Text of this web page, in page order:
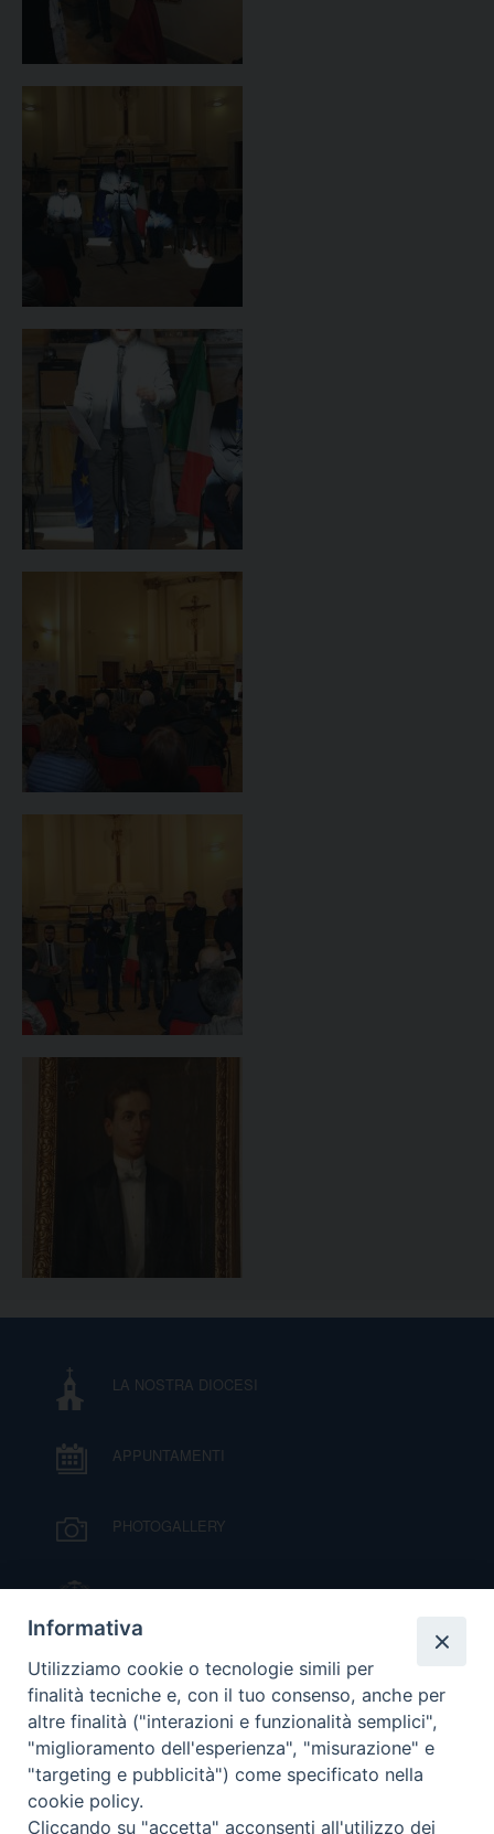
LA NOSTRA DIOCESI
APPUNTAMENTI
PHOTOGALLERY
IL VESCOVO MONS. ORAZIO FRANCESCO
PIAZZA
VIDEOGALLERY
ORARI S. MESSE
MODULISTICA
Informativa
Utilizziamo cookie o tecnologie simili per
finalità tecniche e, con il tuo consenso, anche per
altre finalità ("interazioni e funzionalità semplici",
"miglioramento dell'esperienza", "misurazione" e
"targeting e pubblicità") come specificato nella
cookie policy.
Cliccando su "accetta" acconsenti all'utilizzo dei